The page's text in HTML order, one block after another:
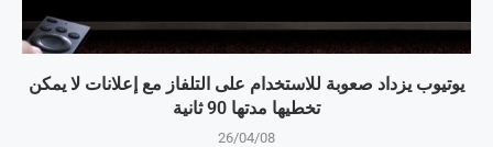
يوتيوب يزداد صعوبة للاستخدام على التلفاز مع إعلانات لا يمكن
تخطيها مدتها 90 ثانية
26/04/08